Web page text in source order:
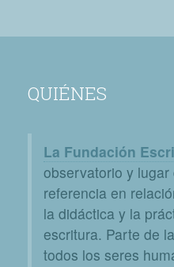
QUIÉNES
La Fundación
observatorio y
referencia en
la didáctica y la
escritura. Parte de
todos los seres